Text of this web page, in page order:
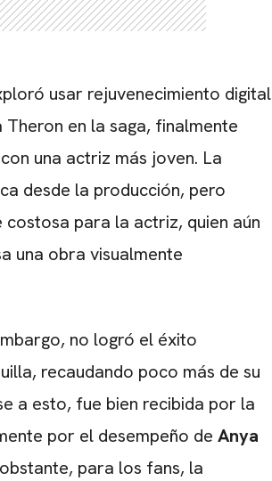
usar rejuvenecimiento digital
en la saga, finalmente
una actriz más joven. La
desde la producción, pero
para la actriz, quien aún
una obra visualmente
no logró el éxito
recaudando poco más de su
a esto, fue bien recibida por la
por el desempeño de Anya
para los fans, la